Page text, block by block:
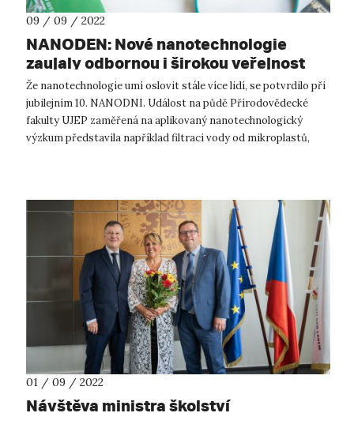
09 / 09 / 2022
NANODEN: Nové nanotechnologie
zaujaly odbornou i širokou veřejnost
Že nanotechnologie umí oslovit stále více lidí, se potvrdilo při
jubilejním 10. NANODNI. Událost na půdě Přírodovědecké
fakulty UJEP zaměřená na aplikovaný nanotechnologický
výzkum představila například filtraci vody od mikroplastů,
01 / 09 / 2022
Návštěva ministra školství